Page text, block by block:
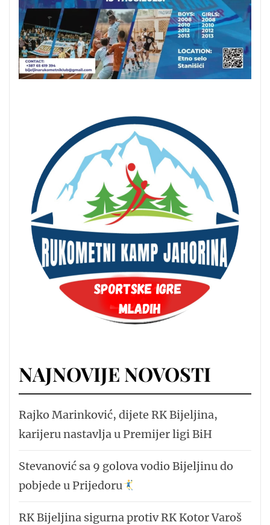
NAJNOVIJE NOVOSTI
Rajko Marinković, dijete RK Bijeljina,
karijeru nastavlja u Premijer ligi BiH
Stevanović sa 9 golova vodio Bijeljinu do
pobjede u Prijedoru
RK Bijeljina sigurna protiv RK Kotor Varoš